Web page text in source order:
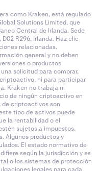
en Estados Unidos.
xStocks no está
Unidos.
como Kraken, está regulado
Solutions Limited, que
Central de Irlanda. Sede
D02 R296, Irlanda. Haz clic
relacionadas.
general y no deben
o productos
solicitud para comprar,
ni para participar
Kraken no trabaja ni
de ningún criptoactivo en
de criptoactivos son
tipo de activos puede
la rentabilidad o el
sujetos a impuestos.
Algunos productos y
El estado normativo de
según la jurisdicción y es
o los sistemas de protección